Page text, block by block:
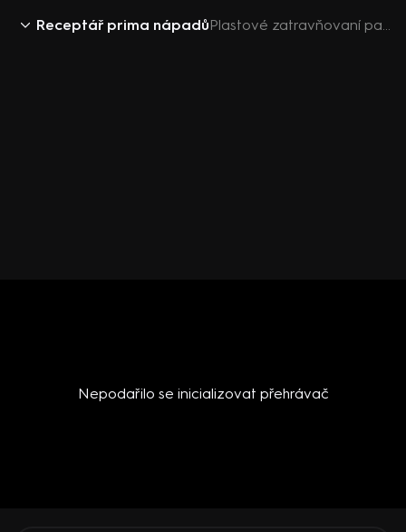
Receptář prima nápadů Plastové zatravňovaní parkovací rohože
Nepodařilo se inicializovat přehrávač